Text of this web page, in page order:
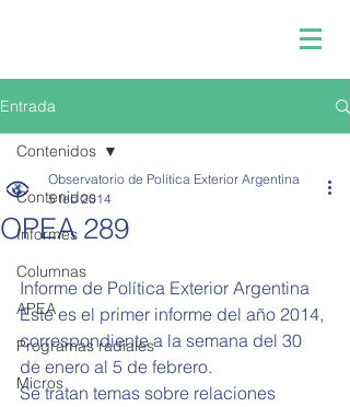
Entrada
Contenidos
Informes
Columnas
APEA
Programas radiales
Micros
Contenidos
OPEA 289
Observatorio de Política Exterior Argentina
5 feb 2014
Informe de Política Exterior Argentina
Este es el primer informe del año 2014,
correspondiente a la semana del 30
de enero al 5 de febrero.
Se tratan temas sobre relaciones